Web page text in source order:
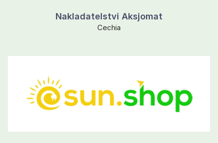
Nakladatelstvi Aksjomat
Cechia